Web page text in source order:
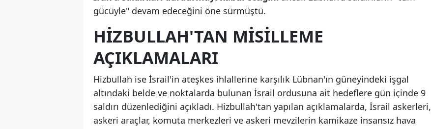
Muğla
Nevşehir
Niğde
Ordu
gücüyle" devam edeceğini öne sürmüştü.
HIZBULLAH'TAN MISILLEME
AÇIKLAMALARI
Hizbullah ise İsrail'in ateşkes ihlallerine karşılık Lübnan'ın güneyindeki işgal
altındaki belde ve noktalarda bulunan İsrail ordusuna ait hedeflere gün içinde 9
saldırı düzenlediğini açıkladı. Hizbullah'tan yapılan açıklamalarda, İsrail askerleri,
askeri araçlar, komuta merkezleri ve askeri mevzilerin kamikaze insansız hava